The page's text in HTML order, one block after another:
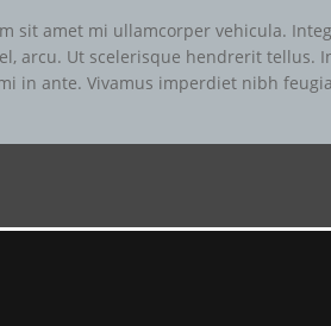
sit amet mi ullamcorper vehicula.
arcu. Ut scelerisque hendrerit
in ante. Vivamus imperdiet nibh